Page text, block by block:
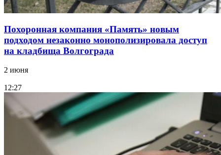
Похоронная компания «Память» новым
подходом незаконно монополизировала доступ
на кладбища Волгограда
2 июня
12:27